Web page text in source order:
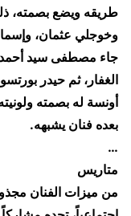
طريقه ويضع بصمته،
وخوجلي عثمان،
جاء مصطفى سيد أحمد،
الغفار، ثم حيدر
​أونسة له بصمته
بعده فنان يشبهه.
…
​متاريس
​من ميزات الفنان